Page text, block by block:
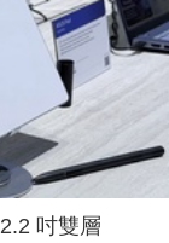
吋雙層